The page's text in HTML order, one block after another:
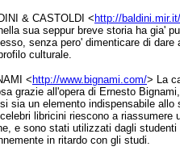
& CASTOLDI < http://baldini.mir.it/
sua seppur breve storia ha gia'
senza pero' dimenticare di
culturale.
<http://www.bignami.com/> La
grazie all'opera di Ernesto
sia un elemento indispensabile allo
libricini riescono a riassumere
e sono stati utilizzati dagli studenti
in ritardo con gli studi.